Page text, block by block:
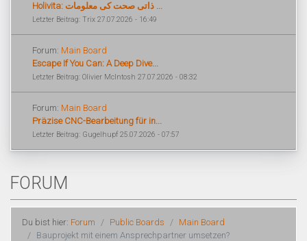
Holivita: ذاتی صحت کی معلومات ...
Letzter Beitrag: Trix 27.07.2026 - 16:49
Forum: Main Board
Escape If You Can: A Deep Dive...
Letzter Beitrag: Olivier McIntosh 27.07.2026 - 08:32
Forum: Main Board
Präzise CNC-Bearbeitung für in...
Letzter Beitrag: Gugelhupf 25.07.2026 - 07:57
FORUM
Du bist hier: Forum Public Boards
Main Board
Bauprojekt mit einem Ansprechpartner umsetzen?